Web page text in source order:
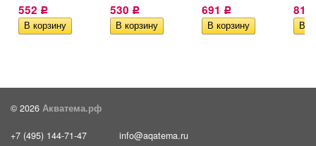
552 Р 530 Р 691 Р 815
© 2026 Акватема.рф
+7 (495) 144-71-47 info@aqatema.ru